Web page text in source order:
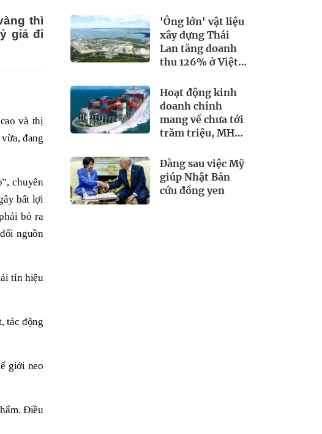
thì
giá đi
và thị
đang
chuyên
bất lợi
bỏ ra
nguồn
tín hiệu
tác động
giới neo
Điều
đồng yen
'Ông lớn' vật liệu
xây dựng Thái
Lan tăng doanh
thu 126% ở Việt
Hoạt động kinh
doanh chính
mang về chưa tới
trăm triệu, MHC
vào loạt cổ phiếu
'họ' Gelex
Đằng sau việc Mỹ
giúp Nhật Bản
cứu đồng yen